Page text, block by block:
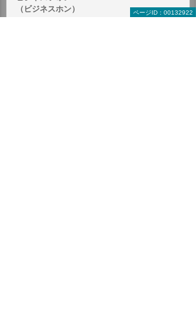
ページID：00132922
（ビジネスホン）